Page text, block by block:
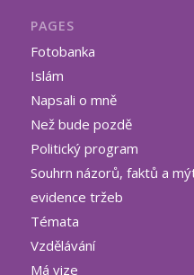
PAGES
Fotobanka
Islám
Napsali o mně
Než bude pozdě
Politický program
Souhrn názorů, faktů a
evidence tržeb
Témata
Vzdělávání
Má vize